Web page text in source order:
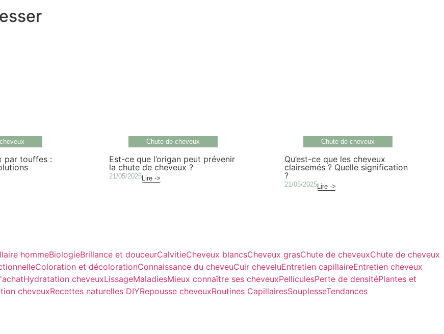
par touffes :
Chute de cheveux
Est-ce que l’origan peut prévenir
la chute de cheveux ?
21/05/2025Lire ->
Chute de cheveux
Qu’est-ce que les cheveux
clairsemés ? Quelle signification
?
21/05/2025Lire ->
hommeBiologieBrillance et douceurCalvitieCheveux blancsCheveux grasChute de cheveuxChute de cheveux
Coloration et décolorationConnaissance du cheveuCuir cheveluEntretien capillaireEntretien cheveux
Hydratation cheveuxLissageMaladiesMieux connaître ses cheveuxPelliculesPerte de densitéPlantes et
cheveuxRecettes naturelles DIYRepousse cheveuxRoutines CapillairesSouplesseTendances